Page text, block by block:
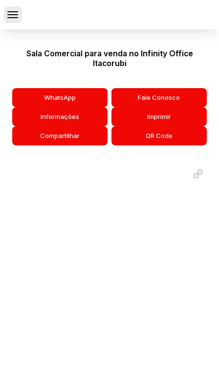
Sala Comercial para venda no Infinity Office
Itacorubi
WhatsApp Fale Conosco
Informações Imprimir
Compartilhar QR Code